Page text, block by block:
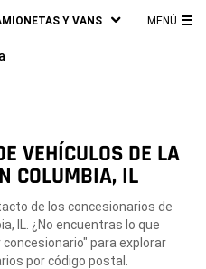
Y VANS MENÚ
VEHÍCULOS DE LA
COLUMBIA, IL
de los concesionarios de
IL. ¿No encuentras lo que
para explorar
por código postal.